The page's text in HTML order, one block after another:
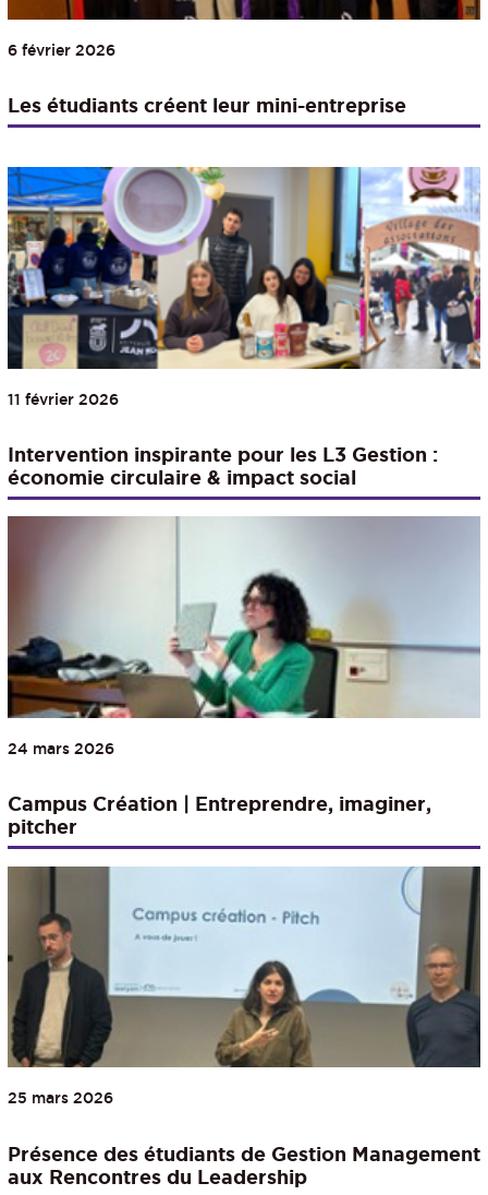
6 février 2026
Les étudiants créent leur mini-entreprise
11 février 2026
Intervention inspirante pour les L3 Gestion :
économie circulaire & impact social
24 mars 2026
Campus Création | Entreprendre, imaginer,
pitcher
25 mars 2026
Présence des étudiants de Gestion Management
aux Rencontres du Leadership